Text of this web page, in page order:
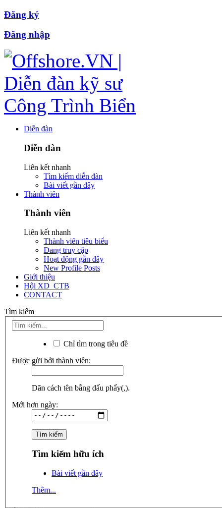
Đăng ký
Đăng nhập
Diễn đàn
Diễn đàn
Liên kết nhanh
Tìm kiếm diễn đàn
Bài viết gần đây
Thành viên
Thành viên
Liên kết nhanh
Thành viên tiêu biểu
Đang truy cập
Hoạt động gần đây
New Profile Posts
Giới thiệu
Hội XD_CTB
CONTACT
Tìm kiếm
Chỉ tìm trong tiêu đề
Được gửi bởi thành viên:
Dãn cách tên bằng dấu phẩy(,).
Mới hơn ngày:
Tìm kiếm hữu ích
Bài viết gần đây
Thêm...